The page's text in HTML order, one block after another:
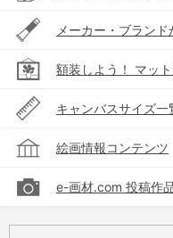
メーカー・ブランド
額装しよう！ マッ
キャンバスサイズ一
絵画情報コンテンツ
e-画材.com 投稿作